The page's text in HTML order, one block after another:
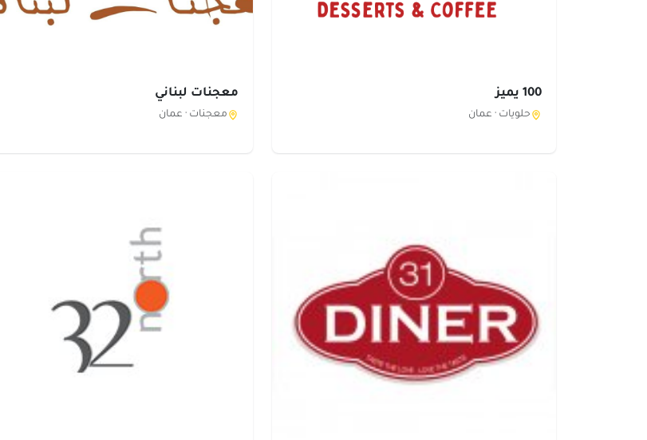
100 يميز
حلويات · عمان
معجنات لبناني
معجنات · عمان